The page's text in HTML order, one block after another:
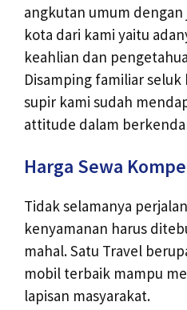
angkutan umum dengan
kota dari kami yaitu
keahlian dan
Disamping familiar
supir kami sudah
attitude dalam
Harga Sewa
Tidak selamanya
kenyamanan harus
mahal. Satu Travel
mobil terbaik mampu
lapisan masyarakat.